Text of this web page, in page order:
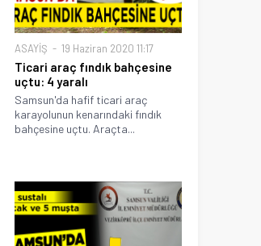
ASAYİŞ 19 Haziran 2020 11:17
Ticari araç fındık bahçesine
uçtu: 4 yaralı
Samsun'da hafif ticari araç
karayolunun kenarındaki fındık
bahçesine uçtu. Araçta...